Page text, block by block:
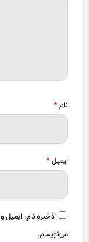
ایمیل*
ذخیره نام، ایمیل
می‌نویسم.